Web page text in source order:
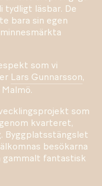
tydligt läsbar. De
bara sin egen
som vi
Lars Gunnarsson,
som
kvarteret,
Byggplatsstängslet
besökarna
gammalt fantastisk